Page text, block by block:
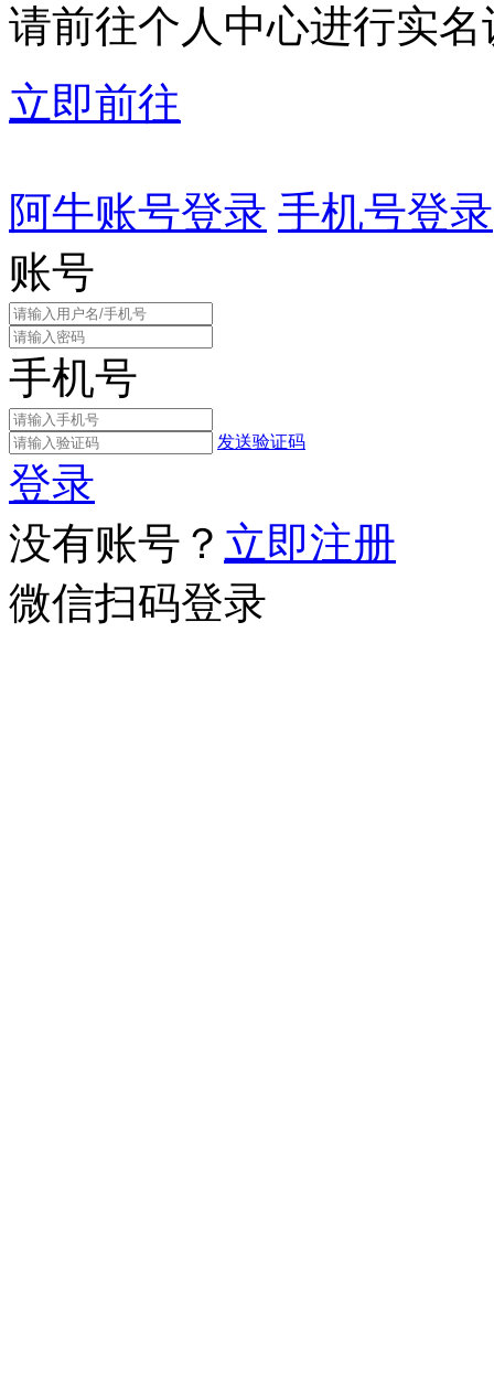
请前往个人中心进行实名
立即前往
阿牛账号登录 手机号登录
账号
手机号
发送验证码
登录
没有账号？ 立即注册
微信扫码登录